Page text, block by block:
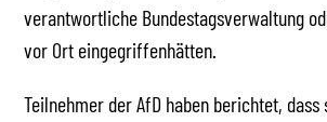
verantwortliche Bundestagsverwaltung
vor Ort eingegriffenhätten.
Teilnehmer der AfD haben berichtet, dass